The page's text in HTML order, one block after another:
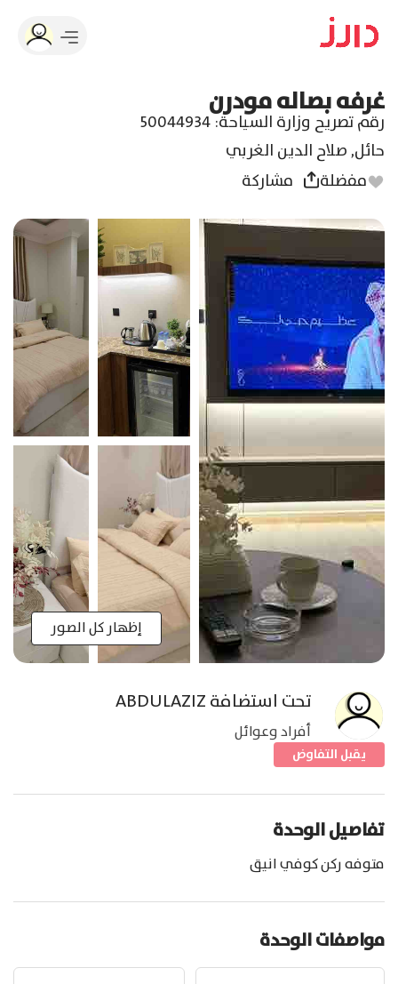
غرفه بصاله مودرن
رقم تصريح وزارة السياحة:
50044934
حائل,صلاح الدين الغربي
مفضلة
مشاركة
إظهار كل الصور
تحت استضافةABDULAZIZ
أفراد وعوائل
يقبل التفاوض
تفاصيل الوحدة
متوفه ركن كوفي انيق
مواصفات الوحدة